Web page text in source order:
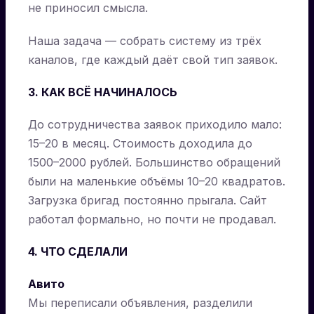
не приносил смысла.
Наша задача — собрать систему из трёх
каналов, где каждый даёт свой тип заявок.
3. КАК ВСЁ НАЧИНАЛОСЬ
До сотрудничества заявок приходило мало:
15–20 в месяц. Стоимость доходила до
1500–2000 рублей. Большинство обращений
были на маленькие объёмы 10–20 квадратов.
Загрузка бригад постоянно прыгала. Сайт
работал формально, но почти не продавал.
4. ЧТО СДЕЛАЛИ
Авито
Мы переписали объявления, разделили